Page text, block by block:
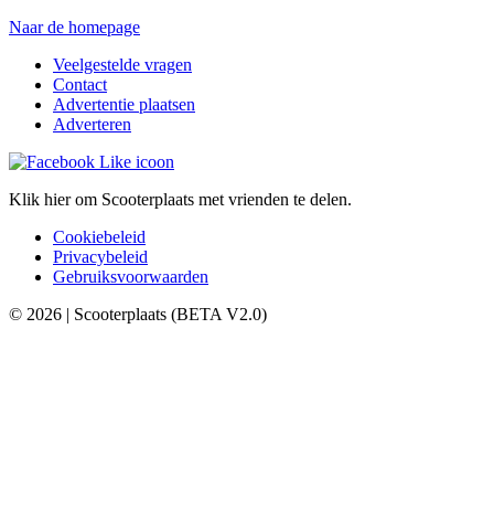
Naar de homepage
Veelgestelde vragen
Contact
Advertentie plaatsen
Adverteren
Klik hier om Scooterplaats met vrienden te delen.
Cookiebeleid
Privacybeleid
Gebruiksvoorwaarden
© 2026 | Scooterplaats (BETA V2.0)